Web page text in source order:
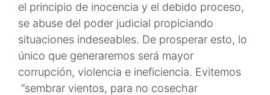
el principio de inocencia y el debido proceso,
se abuse del poder judicial propiciando
situaciones indeseables. De prosperar esto, lo
único que generaremos será mayor
corrupción, violencia e ineficiencia. Evitemos
“sembrar vientos, para no cosechar